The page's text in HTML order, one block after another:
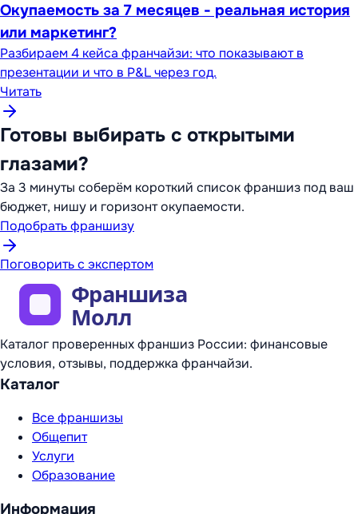
Окупаемость за 7 месяцев - реальная история
или маркетинг?
Разбираем 4 кейса франчайзи: что показывают в
презентации и что в P&L через год.
Читать
Готовы выбирать с открытыми
глазами?
За 3 минуты соберём короткий список франшиз под ваш
бюджет, нишу и горизонт окупаемости.
Подобрать франшизу
Поговорить с экспертом
Каталог проверенных франшиз России: финансовые
условия, отзывы, поддержка франчайзи.
Каталог
Все франшизы
Общепит
Услуги
Образование
Информация